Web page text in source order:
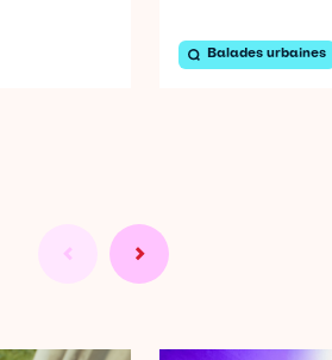
Balades urbaines